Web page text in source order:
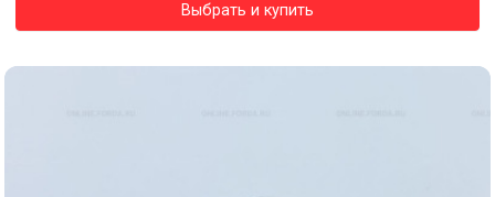
Выбрать и купить